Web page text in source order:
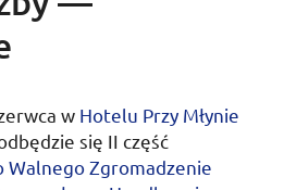
w Hotelu Przy Młynie
się II część
Walnego Zgromadzenie